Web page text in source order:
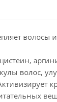
волосы
волос,